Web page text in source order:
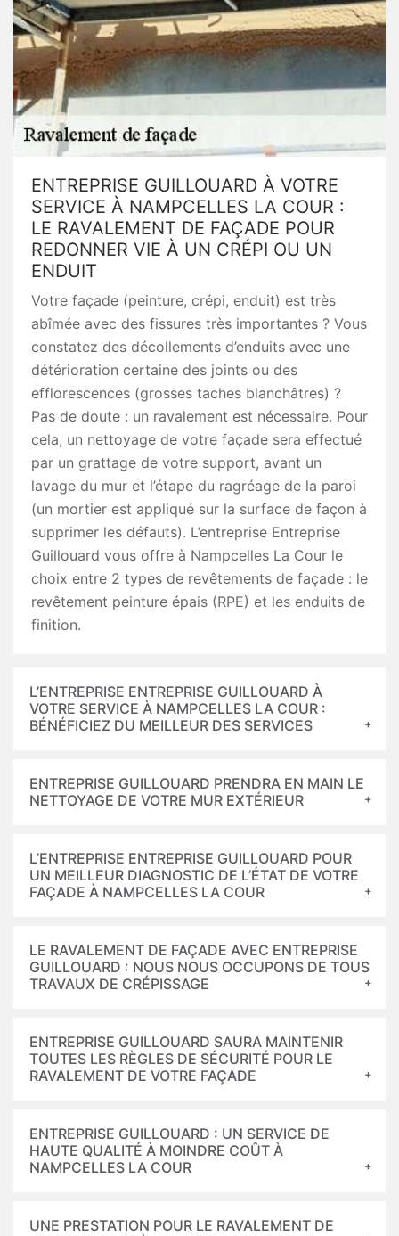
ENTREPRISE GUILLOUARD À VOTRE
SERVICE À NAMPCELLES LA COUR :
LE RAVALEMENT DE FAÇADE POUR
REDONNER VIE À UN CRÉPI OU UN
ENDUIT
Votre façade (peinture, crépi, enduit) est très
abîmée avec des fissures très importantes ? Vous
constatez des décollements d’enduits avec une
détérioration certaine des joints ou des
efflorescences (grosses taches blanchâtres) ?
Pas de doute : un ravalement est nécessaire. Pour
cela, un nettoyage de votre façade sera effectué
par un grattage de votre support, avant un
lavage du mur et l’étape du ragréage de la paroi
(un mortier est appliqué sur la surface de façon à
supprimer les défauts). L’entreprise Entreprise
Guillouard vous offre à Nampcelles La Cour le
choix entre 2 types de revêtements de façade : le
revêtement peinture épais (RPE) et les enduits de
finition.
L’ENTREPRISE ENTREPRISE GUILLOUARD À
VOTRE SERVICE À NAMPCELLES LA COUR :
BÉNÉFICIEZ DU MEILLEUR DES SERVICES
ENTREPRISE GUILLOUARD PRENDRA EN MAIN LE
NETTOYAGE DE VOTRE MUR EXTÉRIEUR
L’ENTREPRISE ENTREPRISE GUILLOUARD POUR
UN MEILLEUR DIAGNOSTIC DE L’ÉTAT DE VOTRE
FAÇADE À NAMPCELLES LA COUR
LE RAVALEMENT DE FAÇADE AVEC ENTREPRISE
GUILLOUARD : NOUS NOUS OCCUPONS DE TOUS
TRAVAUX DE CRÉPISSAGE
ENTREPRISE GUILLOUARD SAURA MAINTENIR
TOUTES LES RÈGLES DE SÉCURITÉ POUR LE
RAVALEMENT DE VOTRE FAÇADE
ENTREPRISE GUILLOUARD : UN SERVICE DE
HAUTE QUALITÉ À MOINDRE COÛT À
NAMPCELLES LA COUR
UNE PRESTATION POUR LE RAVALEMENT DE